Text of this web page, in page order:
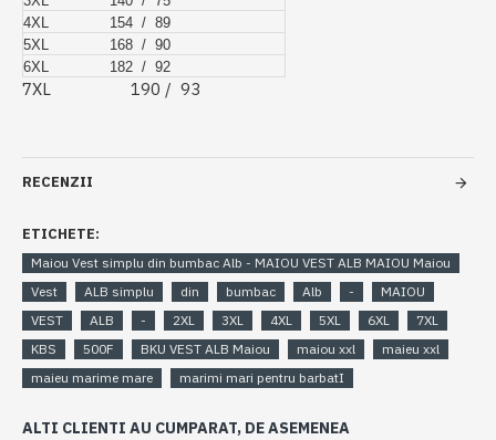
4XL
154 / 89
5XL
168 / 90
6XL
182 / 92
7XL 190 / 93
RECENZII
ETICHETE:
Maiou Vest simplu din bumbac Alb - MAIOU VEST ALB MAIOU Maiou
Vest
ALB simplu din bumbac Alb -
MAIOU
VEST
ALB - 2XL 3XL 4XL 5XL 6XL
7XL
KBS
500F BKU VEST ALB Maiou maiou xxl
maieu xxl
maieu marime mare
marimi mari pentru barbatI
ALTI CLIENTI AU CUMPARAT, DE ASEMENEA